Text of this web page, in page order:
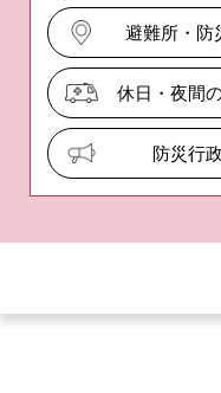
避難所・防
休日・夜間
防災行